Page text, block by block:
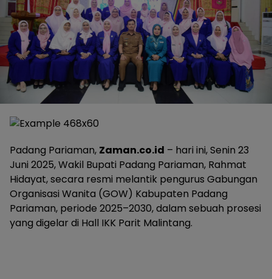
Padang Pariaman, Zaman.co.id – hari ini, Senin 23
Juni 2025, Wakil Bupati Padang Pariaman, Rahmat
Hidayat, secara resmi melantik pengurus Gabungan
Organisasi Wanita (GOW) Kabupaten Padang
Pariaman, periode 2025–2030, dalam sebuah prosesi
yang digelar di Hall IKK Parit Malintang.